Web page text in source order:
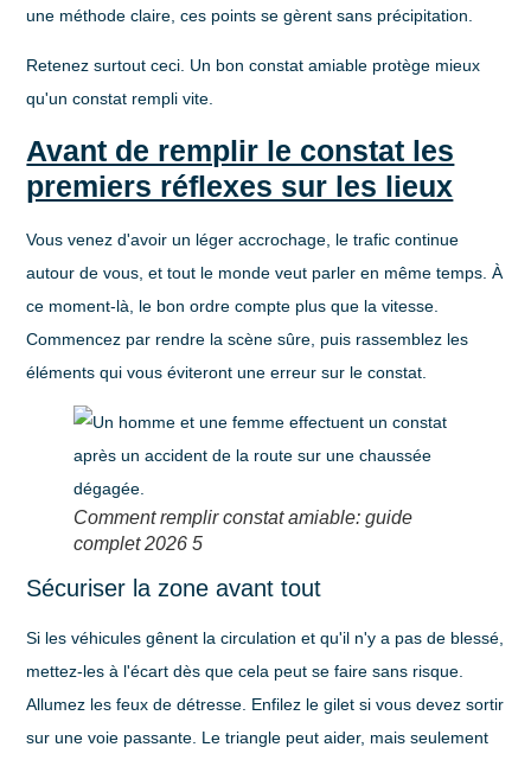
une méthode claire, ces points se gèrent sans précipitation.
Retenez surtout ceci. Un bon constat amiable protège mieux
qu'un constat rempli vite.
Avant de remplir le constat les
premiers réflexes sur les lieux
Vous venez d'avoir un léger accrochage, le trafic continue
autour de vous, et tout le monde veut parler en même temps. À
ce moment-là, le bon ordre compte plus que la vitesse.
Commencez par rendre la scène sûre, puis rassemblez les
éléments qui vous éviteront une erreur sur le constat.
Comment remplir constat amiable: guide
complet 2026 5
Sécuriser la zone avant tout
Si les véhicules gênent la circulation et qu'il n'y a pas de blessé,
mettez-les à l'écart dès que cela peut se faire sans risque.
Allumez les feux de détresse. Enfilez le gilet si vous devez sortir
sur une voie passante. Le triangle peut aider, mais seulement